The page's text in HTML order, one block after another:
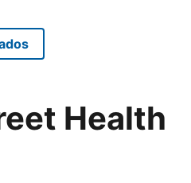
Health